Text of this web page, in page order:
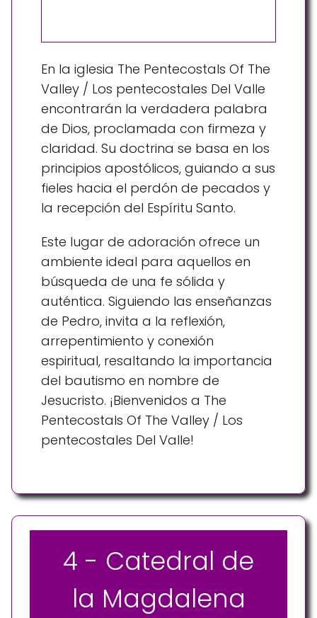
En la iglesia The Pentecostals Of The
Valley / Los pentecostales Del Valle
encontrarán la verdadera palabra
de Dios, proclamada con firmeza y
claridad. Su doctrina se basa en los
principios apostólicos, guiando a sus
fieles hacia el perdón de pecados y
la recepción del Espíritu Santo.
Este lugar de adoración ofrece un
ambiente ideal para aquellos en
búsqueda de una fe sólida y
auténtica. Siguiendo las enseñanzas
de Pedro, invita a la reflexión,
arrepentimiento y conexión
espiritual, resaltando la importancia
del bautismo en nombre de
Jesucristo. ¡Bienvenidos a The
Pentecostals Of The Valley / Los
pentecostales Del Valle!
4 - Catedral de
la Magdalena